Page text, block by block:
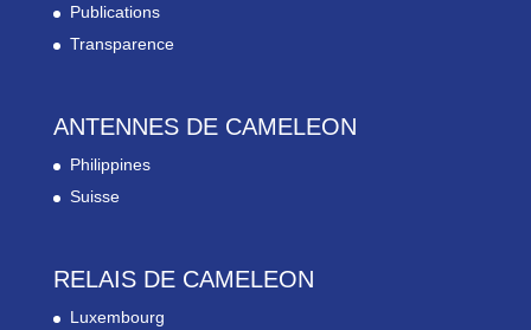
Publications
Transparence
ANTENNES DE CAMELEON
Philippines
Suisse
RELAIS DE CAMELEON
Luxembourg